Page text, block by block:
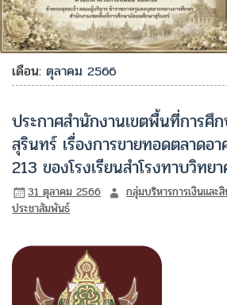
เดือน:ตุลาคม 2566
ประกาศสำนักงานเขตพื้นที่การศึ
สุรินทร์ เรื่องการขายทอดตลาดอ
213 ของโรงเรียนสำโรงทาบวิท
31 ตุลาคม 2566 กลุ่มบริหารการเงินและ
ประชาสัมพันธ์